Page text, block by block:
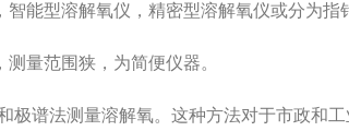
型溶解氧仪，精密型溶解氧仪或分为指
量范围狭，为简便仪器。
谱法测量溶解氧。这种方法对于市政和